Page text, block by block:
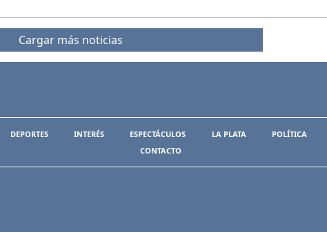
Cargar más noticias
DEPORTES INTERÉS ESPECTÁCULOS LA PLATA POLÍTICA
CONTACTO